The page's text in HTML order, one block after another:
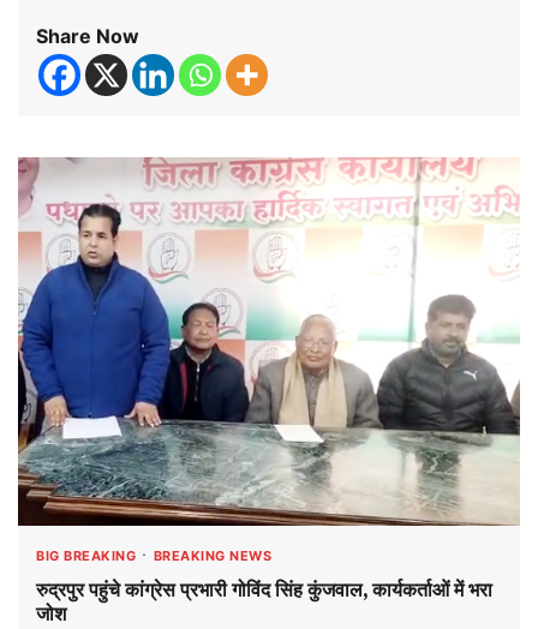
Share Now
BIG BREAKING BREAKING NEWS
रुद्रपुर पहुंचे कांग्रेस प्रभारी गोविंद सिंह कुंजवाल, कार्यकर्ताओं में भरा
जोश